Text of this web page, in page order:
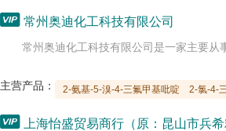
 常州奥迪化工科技有限公司
主营产品： 2-氨基-5-溴-4-三氟甲基吡啶 2-氯-4-
 上海怡盛贸易商行（原：昆山市兵